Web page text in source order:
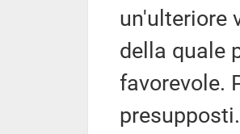
un'ulteriore
della quale
favorevole.